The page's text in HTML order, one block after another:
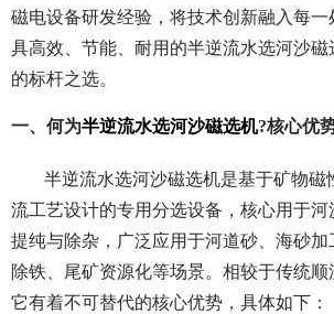
磁电设备研发经验，将技术创新融入每
具高效、节能、耐用的半逆流水选河沙磁
的标杆之选。
一、何为半逆流水选河沙磁选机?核心优
半逆流水选河沙磁选机是基于矿物磁
流工艺设计的专用分选设备，核心用于河
提纯与除杂，广泛应用于河道砂、海砂
除铁、尾矿资源化等场景。相较于传统顺
它有着不可替代的核心优势，具体如下：